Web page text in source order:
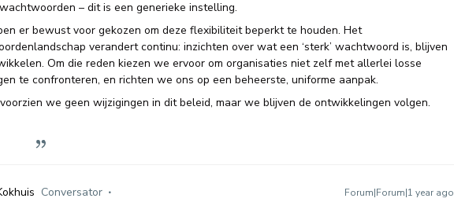
– dit is een generieke instelling.
er bewust voor gekozen om deze flexibiliteit beperkt te houden. Het
verandert continu: inzichten over wat een ‘sterk’ wachtwoord is, blijven
Om die reden kiezen we ervoor om organisaties niet zelf met allerlei losse
te confronteren, en richten we ons op een beheerste, uniforme aanpak.
we geen wijzigingen in dit beleid, maar we blijven de ontwikkelingen volgen.
Conversator Forum|Forum|1 year ago